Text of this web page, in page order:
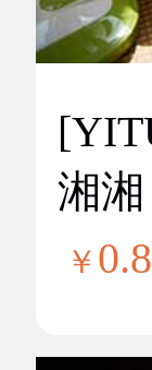
湘湘
￥